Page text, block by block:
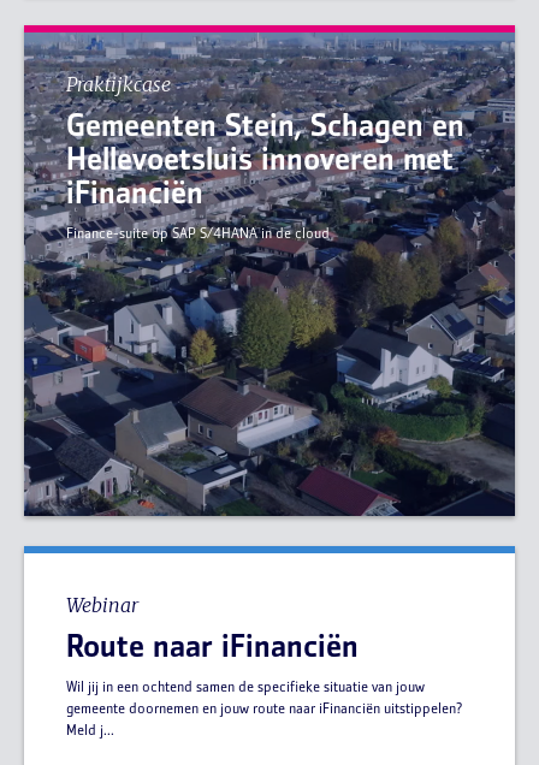
Praktijkcase
Gemeenten Stein, Schagen en
Hellevoetsluis innoveren met
iFinanciën
Finance-suite op SAP S/4HANA in de cloud
Webinar
Route naar iFinanciën
Wil jij in een ochtend samen de specifieke situatie van jouw
gemeente doornemen en jouw route naar iFinanciën uitstippelen?
Meld j...